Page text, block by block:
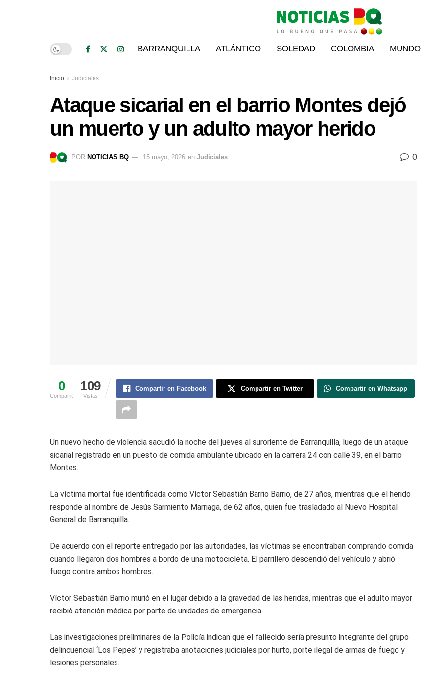
BARRANQUILLA ATLÁNTICO SOLEDAD COLOMBIA MUNDO
Inicio Judiciales
Ataque sicarial en el barrio Montes dejó
un muerto y un adulto mayor herido
POR NOTICIAS BQ 15 mayo, 2026 en Judiciales 0
0
Compartit
109
Vistas
Compartir en Facebook Compartir en Twitter Compartir en Whatsapp
Un nuevo hecho de violencia sacudió la noche del jueves al suroriente de Barranquilla, luego de un ataque
sicarial registrado en un puesto de comida ambulante ubicado en la carrera 24 con calle 39, en el barrio
Montes.
La víctima mortal fue identificada como Víctor Sebastián Barrio Barrio, de 27 años, mientras que el herido
responde al nombre de Jesús Sarmiento Marriaga, de 62 años, quien fue trasladado al Nuevo Hospital
General de Barranquilla.
De acuerdo con el reporte entregado por las autoridades, las víctimas se encontraban comprando comida
cuando llegaron dos hombres a bordo de una motocicleta. El parrillero descendió del vehículo y abrió
fuego contra ambos hombres.
Víctor Sebastián Barrio murió en el lugar debido a la gravedad de las heridas, mientras que el adulto mayor
recibió atención médica por parte de unidades de emergencia.
Las investigaciones preliminares de la Policía indican que el fallecido sería presunto integrante del grupo
delincuencial ‘Los Pepes’ y registraba anotaciones judiciales por hurto, porte ilegal de armas de fuego y
lesiones personales.